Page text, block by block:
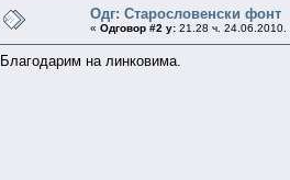
Одг: Старословенски фонт
« Одговор #2 у: 21.28 ч. 24.06.2010.
Благодарим на линковима.